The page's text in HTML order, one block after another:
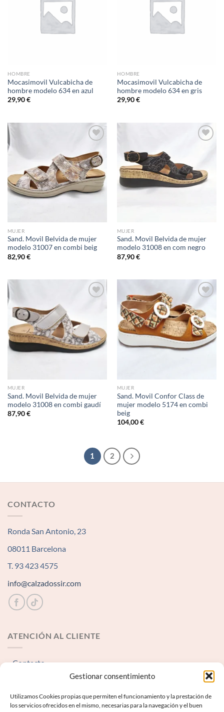
Gestionar consentimiento
Utilizamos Cookies propias que permiten el funcionamiento y la prestación de
los servicios ofrecidos en el mismo, necesarias para la navegación y el buen
HOMBRE
Mocasimovil Vulcabicha de
hombre modelo 634 en azul
29,90€
HOMBRE
Mocasimovil Vulcabicha de
hombre modelo 634 en gris
29,90€
wishlist
MUJER
Sand. Movil Belvida de mujer
modelo 31007 en combi beig
82,90€
MUJER
Sand. Movil Belvida de mujer
modelo 31008 en com negro
87,90€
MUJER
Sand. Movil Belvida de mujer
modelo 31008 en combi gaudí
87,90€
wishlist
MUJER
Sand. Movil Confor Class de
mujer modelo 5174 en combi
beig
104,00€
1 2
CONTACTO
Ronda San Antonio, 23
08011 Barcelona
T. 93 423 4575
info@calzadossir.com
ATENCIÓN AL CLIENTE
Contacto
INFORMACIÓN LEGAL